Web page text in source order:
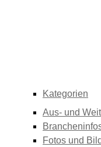
Kategorien
Aus- und
Fotos und